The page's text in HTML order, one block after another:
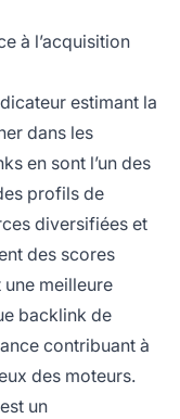
à l’acquisition
estimant la
dans les
en sont l’un des
profils de
diversifiées et
des scores
une meilleure
backlink de
contribuant à
des moteurs.
un